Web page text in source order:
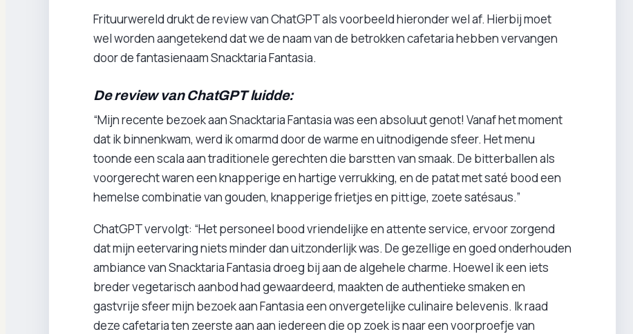
Frituurwereld drukt de review van ChatGPT als voorbeeld hieronder wel af. Hierbij moet
wel worden aangetekend dat we de naam van de betrokken cafetaria hebben vervangen
door de fantasienaam Snacktaria Fantasia.
De review van ChatGPT luidde:
“Mijn recente bezoek aan Snacktaria Fantasia was een absoluut genot! Vanaf het moment
dat ik binnenkwam, werd ik omarmd door de warme en uitnodigende sfeer. Het menu
toonde een scala aan traditionele gerechten die barstten van smaak. De bitterballen als
voorgerecht waren een knapperige en hartige verrukking, en de patat met saté bood een
hemelse combinatie van gouden, knapperige frietjes en pittige, zoete satésaus.”
ChatGPT vervolgt: “Het personeel bood vriendelijke en attente service, ervoor zorgend
dat mijn eetervaring niets minder dan uitzonderlijk was. De gezellige en goed onderhouden
ambiance van Snacktaria Fantasia droeg bij aan de algehele charme. Hoewel ik een iets
breder vegetarisch aanbod had gewaardeerd, maakten de authentieke smaken en
gastvrije sfeer mijn bezoek aan Fantasia een onvergetelijke culinaire belevenis. Ik raad
deze cafetaria ten zeerste aan aan iedereen die op zoek is naar een voorproefje van